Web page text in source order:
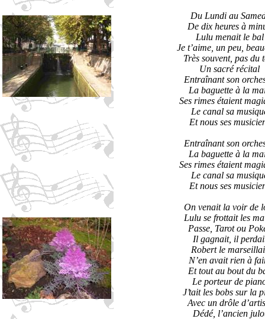
Du Lundi au
De dix heures à
Lulu menait le bal
Je t’aime, un peu,
Très souvent, pas du
Un sacré récital
Entraînant son
La baguette à la
Ses rimes étaient
Le canal sa
Et nous ses
Entraînant son
La baguette à la
Ses rimes étaient
Le canal sa
Et nous ses
On venait la voir de
Lulu se frottait les
Passe, Tarot ou
Il gagnait, il
Robert le
N’en avait rien à
Et tout au bout du
Le porteur de
J’tait les bobs sur la
Avec un drôle
Dédé, l’ancien